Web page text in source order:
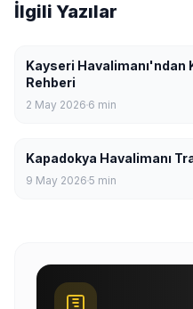
İlgili Yazılar
Kayseri Havalimanı'ndan
Rehberi
2 May 2026 6 min
Kapadokya Havalimanı
9 May 2026 5 min